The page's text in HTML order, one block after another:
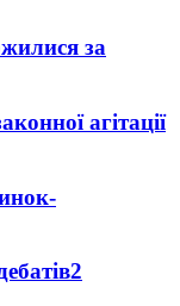
за
агітації
2